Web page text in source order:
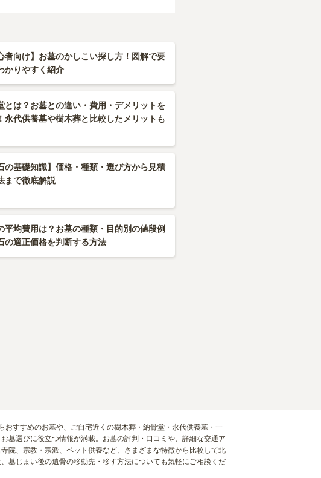
者向け】お墓のかしこい探し方！図解で要
かりやすく紹介
とは？お墓との違い・費用・デメリットを
永代供養墓や樹木葬と比較したメリットも
の基礎知識】価格・種類・選び方から見積
まで徹底解説
平均費用は？お墓の種類・目的別の値段例
の適正価格を判断する方法
すすめのお墓や、ご自宅近くの樹木葬・納骨堂・永代供養墓・一
墓選びに役立つ情報が満載。お墓の評判・口コミや、詳細な交通ア
院、宗教・宗派、ペット供養など、さまざまな特徴から比較して北
墓じまい後の遺骨の移動先・移す方法についても気軽にご相談くだ